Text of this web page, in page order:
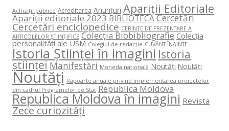
Achiziții publice Acreditarea Anunțuri Apariții Editoriale
Apariții editoriale 2023 BIBLIOTECACercetări
Cercetări enciclopedice CERINŢE DE PREZENTARE A
ARTICOLELOR ŞTIINŢIFICE Colecția Biobibliografie Colecția
personalități ale USM Colegiul de redacție CUVÂNT-ÎNAINTE
Istoria Științei în imagini Istoria
științei Manifestări Moneda națională Noutăți Noutăți
Noutăți Rapoarte anuale privind implementarea proiectelor
din cadrul Programelor de Stat Republica Moldova
Republica Moldova în imagini Revista
Zece curiozități